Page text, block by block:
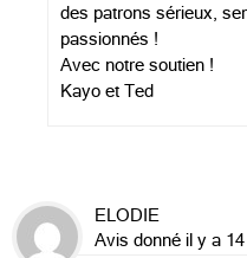
des patrons sérieux,
passionnés !
Avec notre soutien !
Kayo et Ted
ELODIE
Avis donné il y a